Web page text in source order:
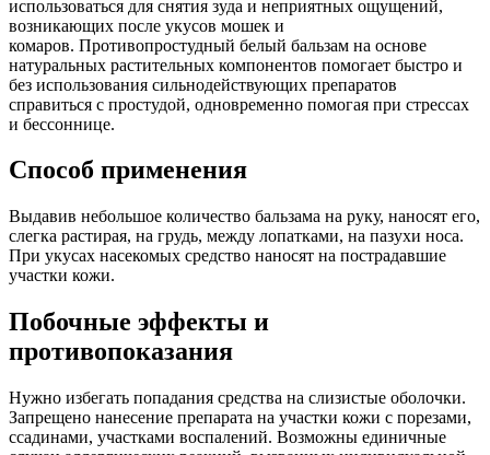
использоваться для снятия зуда и неприятных ощущений,
возникающих после укусов мошек и
комаров. Противопростудный белый бальзам на основе
натуральных растительных компонентов помогает быстро и
без использования сильнодействующих препаратов
справиться с простудой, одновременно помогая при стрессах
и бессоннице.
Способ применения
Выдавив небольшое количество бальзама на руку, наносят его,
слегка растирая, на грудь, между лопатками, на пазухи носа.
При укусах насекомых средство наносят на пострадавшие
участки кожи.
Побочные эффекты и
противопоказания
Нужно избегать попадания средства на слизистые оболочки.
Запрещено нанесение препарата на участки кожи с порезами,
ссадинами, участками воспалений. Возможны единичные